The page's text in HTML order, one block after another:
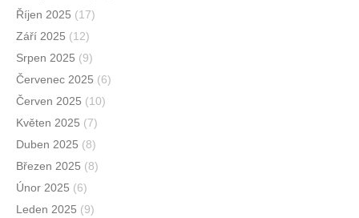
Říjen 2025 (17)
Září 2025 (12)
Srpen 2025 (9)
Červenec 2025 (6)
Červen 2025 (10)
Květen 2025 (7)
Duben 2025 (8)
Březen 2025 (8)
Únor 2025 (6)
Leden 2025 (9)